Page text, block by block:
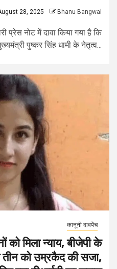
28, 2025 Bhanu Bangwal
प्रेस नोट में दावा किया गया है कि
पुष्कर सिंह धामी के नेतृत्व...
कानूनी दावपेंच
को मिला न्याय, बीजेपी के
तीन को उम्रकैद की सजा,